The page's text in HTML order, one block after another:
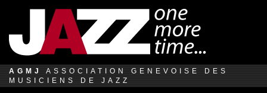
Jump to navigation
AGMJ
ASSOCIATION GENEVOISE DES
MUSICIENS DE JAZZ